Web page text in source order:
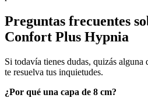
Preguntas frecuentes
Confort Plus Hypnia
Si todavía tienes dudas, quizás alguna
te resuelva tus inquietudes.
¿Por qué una capa de 8 cm?